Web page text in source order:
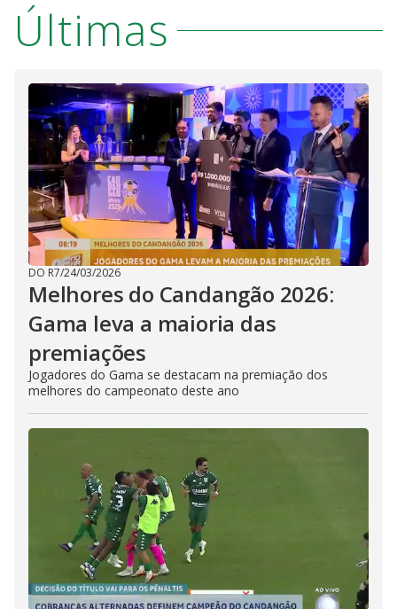
Últimas
DO R7/24/03/2026
Melhores do Candangão 2026:
Gama leva a maioria das
premiações
Jogadores do Gama se destacam na premiação dos
melhores do campeonato deste ano